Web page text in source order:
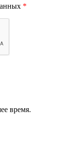
*
время.